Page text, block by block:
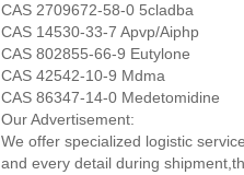
CAS 2709672-58-0 5cladba
CAS 14530-33-7 Apvp/Aiphp
CAS 802855-66-9 Eutylone
CAS 42542-10-9 Mdma
CAS 86347-14-0 Medetomidine
Our Advertisement:
We offer specialized logistic
and every detail during